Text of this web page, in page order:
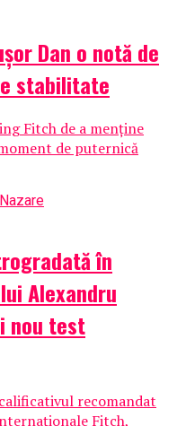
Dan o notă de
stabilitate
Fitch de a menține
de puternică
în
Alexandru
nou test
recomandat
Fitch,